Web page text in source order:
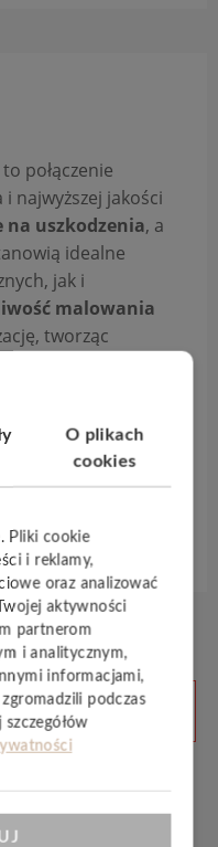
połączenie
najwyższej jakości
na uszkodzenia, a
idealne
jak i
malowania
tworząc
mieszkalnych i
ZOBACZ
WSZYSTKIE
O plikach
cookies
Pliki cookie
i reklamy,
oraz analizować
aktywności
partnerom
i analitycznym,
informacjami,
podczas